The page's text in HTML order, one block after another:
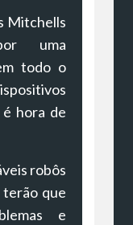
Mitchells
uma
todo o
hora de
robôs
que
e